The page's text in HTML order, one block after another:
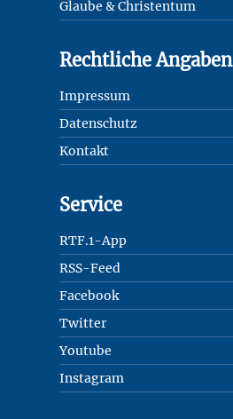
Glaube & Christentum
Rechtliche Angaben
Impressum
Datenschutz
Kontakt
Service
RTF.1-App
RSS-Feed
Facebook
Twitter
Youtube
Instagram